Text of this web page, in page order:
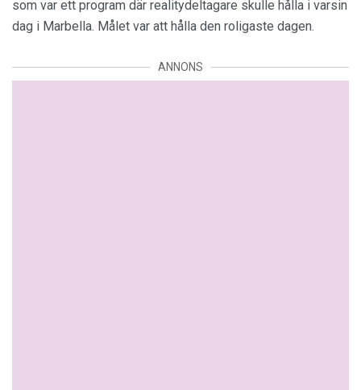
som var ett program där realitydeltagare skulle hålla i varsin
dag i Marbella. Målet var att hålla den roligaste dagen.
ANNONS